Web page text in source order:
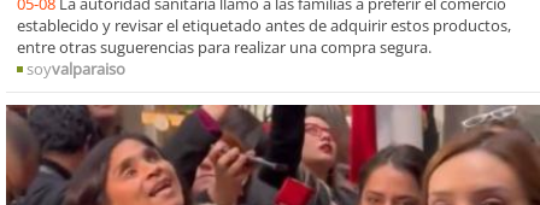
establecido y revisar el etiquetado antes de adquirir estos productos,
entre otras suguerencias para realizar una compra segura.
soyvalparaiso